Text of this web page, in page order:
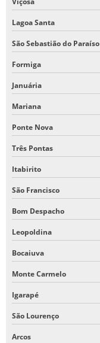
Lagoa Santa
São Sebastião do Paraíso
Formiga
Januária
Mariana
Ponte Nova
Três Pontas
Itabirito
São Francisco
Bom Despacho
Leopoldina
Bocaiuva
Monte Carmelo
Igarapé
São Lourenço
Arcos